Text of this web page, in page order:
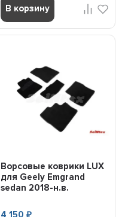
В корзину
Ворсовые коврики LUX
для Geely Emgrand
sedan 2018-н.в.
92702
4 150 ₽